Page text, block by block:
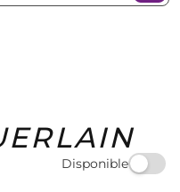
Idées
Cadeaux
Bons
Plans
Disponible